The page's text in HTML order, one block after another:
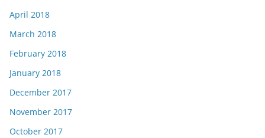
April 2018
March 2018
February 2018
January 2018
December 2017
November 2017
October 2017